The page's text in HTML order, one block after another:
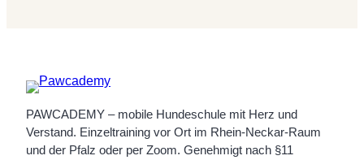
PAWCADEMY – mobile Hundeschule mit Herz und
Verstand. Einzeltraining vor Ort im Rhein-Neckar-Raum
und der Pfalz oder per Zoom. Genehmigt nach §11